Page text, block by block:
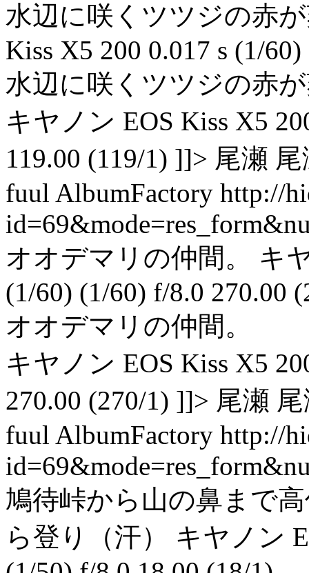
水辺に咲くツツジの赤
Kiss X5 200 0.017 s (1/
水辺に咲くツツジの赤
キヤノン EOS Kiss X5
119.00 (119/1) ]]> 尾瀬
fuul AlbumFactory http://
オオデマリの仲間。 キ
(1/60) (1/60) f/8.0 270.00
オオデマリの仲間。
キヤノン EOS Kiss X5
270.00 (270/1) ]]> 尾瀬
fuul AlbumFactory http://
鳩待峠から山の鼻まで
ら登り（汗） キヤノン